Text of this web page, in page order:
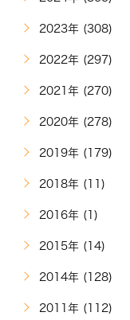
2023年 (308)
2022年 (297)
2021年 (270)
2020年 (278)
2019年 (179)
2018年 (11)
2016年 (1)
2015年 (14)
2014年 (128)
2011年 (112)